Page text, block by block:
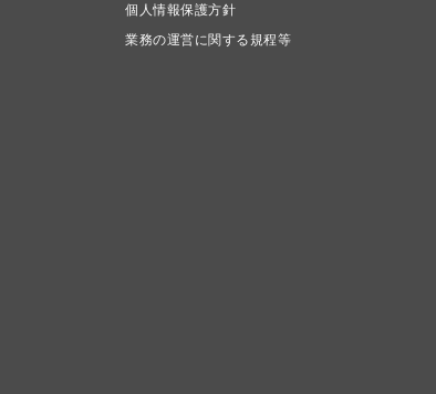
個人情報保護方針
業務の運営に関する規程等